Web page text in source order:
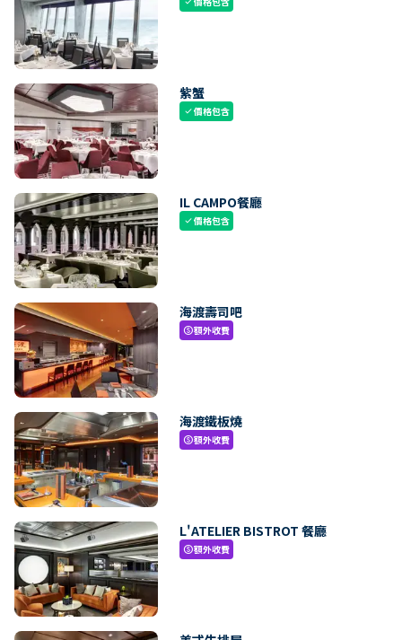
紫蟹
check價格包含
IL CAMPO餐廳
check價格包含
海渡壽司吧
paid額外收費
海渡鐵板燒
paid額外收費
L'ATELIER BISTROT 餐廳
paid額外收費